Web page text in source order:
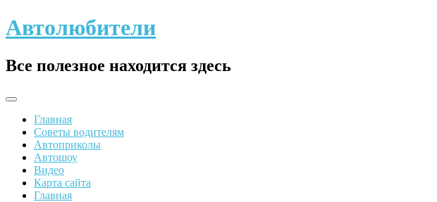
Skip
to
Автолюбители
Все полезное находится здесь
Главная
Советы водителям
Автоприколы
Автошоу
Видео
Карта сайта
Главная